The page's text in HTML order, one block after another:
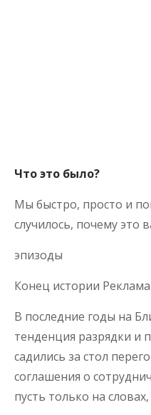
Что это было?
Мы быстро, просто и
случилось, почему это
эпизоды
Конец истории
В последние годы на
тенденция разрядки и
садились за стол
соглашения о
пусть только на